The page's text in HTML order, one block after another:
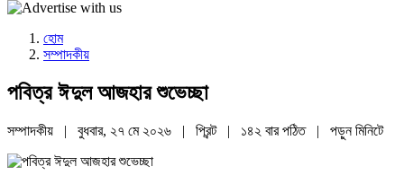
হোম
সম্পাদকীয়
পবিত্র ঈদুল আজহার শুভেচ্ছা
সম্পাদকীয় | বুধবার, ২৭ মে ২০২৬ | প্রিন্ট | ১৪২ বার পঠিত | পড়ুনমিনিটে